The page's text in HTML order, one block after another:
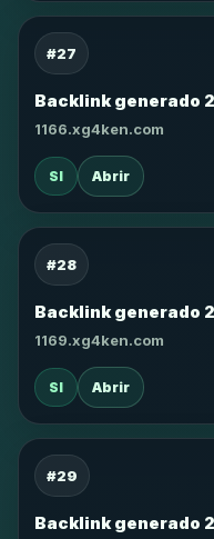
#27
Backlink generado
1166.xg4ken.com
SI Abrir
#28
Backlink generado
1169.xg4ken.com
SI Abrir
#29
Backlink generado